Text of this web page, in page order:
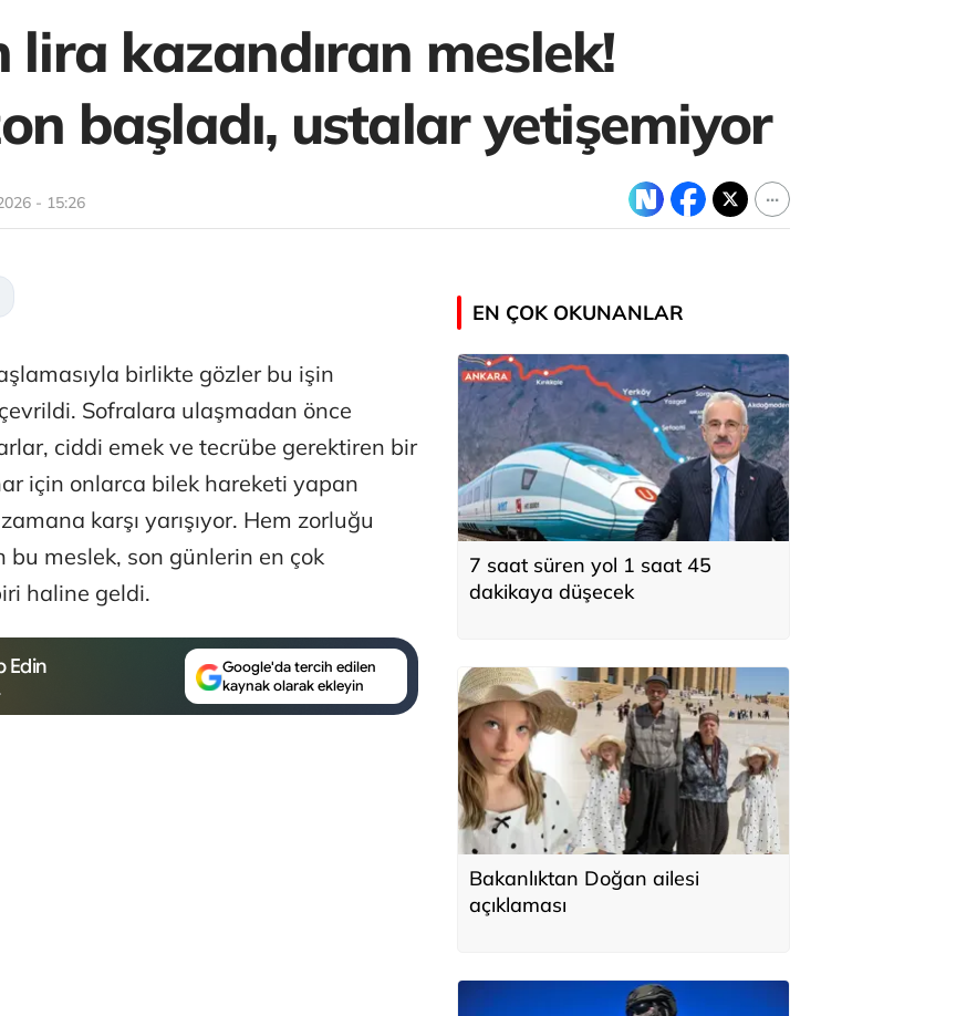
kazandıran meslek!
başladı, ustalar yetişemiyor
- 15:26
birlikte gözler bu işin
Sofralara ulaşmadan önce
ciddi emek ve tecrübe gerektiren bir
için onlarca bilek hareketi yapan
karşı yarışıyor. Hem zorluğu
meslek, son günlerin en çok
haline geldi.
Edin
Google'da tercih edilen
kaynak olarak ekleyin
EN ÇOK OKUNANLAR
7 saat süren yol 1 saat 45
dakikaya düşecek
Bakanlıktan Doğan ailesi
açıklaması